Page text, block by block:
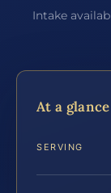
Intake
At a glance
SERVING